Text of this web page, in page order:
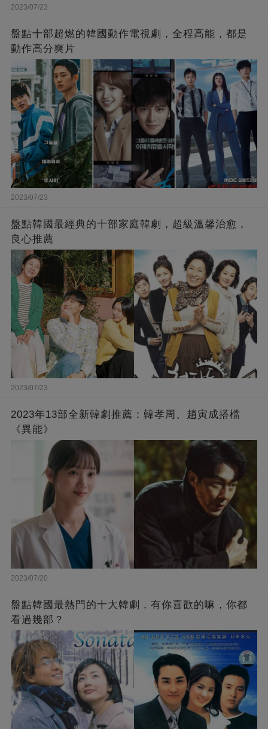
2023/07/23
盤點十部超燃的韓國動作電視劇，全程高能，都是
動作高分爽片
2023/07/23
盤點韓國最經典的十部家庭韓劇，超級溫馨治愈，
良心推薦
2023/07/23
2023年13部全新韓劇推薦：韓孝周、趙寅成搭檔
《異能》
2023/07/20
盤點韓國最熱門的十大韓劇，有你喜歡的嘛，你都
看過幾部？